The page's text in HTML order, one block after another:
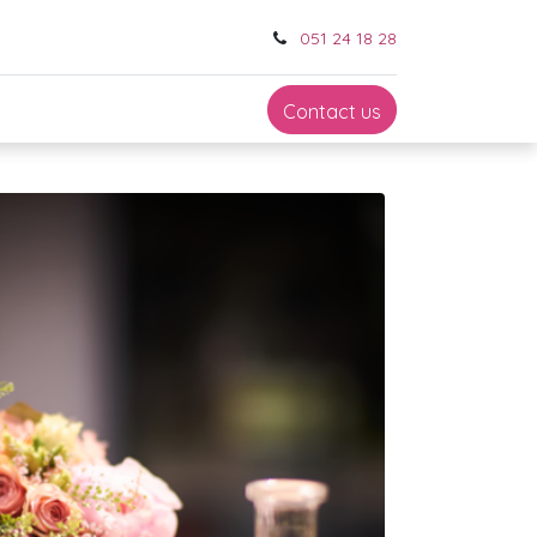
051 24 18 28
Contact us